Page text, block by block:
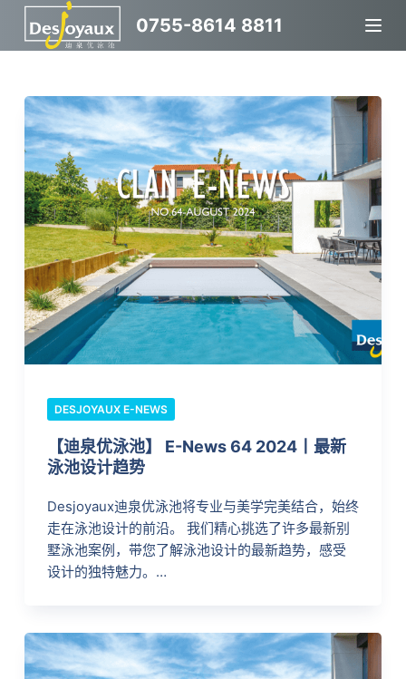
跳
过
容
0755-8614 8811
DESJOYAUX E-NEWS
【迪泉优泳池】 E-News 64 2024丨最新
泳池设计趋势
Desjoyaux迪泉优泳池将专业与美学完美结合，始终
走在泳池设计的前沿。 我们精心挑选了许多最新别
墅泳池案例，带您了解泳池设计的最新趋势，感受
设计的独特魅力。…